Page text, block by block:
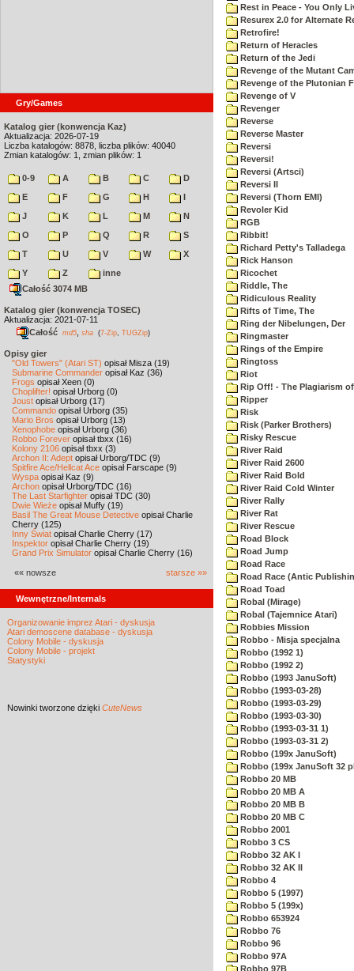
Gry/Games
Katalog gier (konwencja Kaz)
Aktualizacja: 2026-07-19
Liczba katalogów: 8878, liczba plików: 40040
Zmian katalogów: 1, zmian plików: 1
0-9 A B C
D
E
F G H
I
J
K L M
N
O
P Q R
S
T
U V W
X
Y
Z
inne
Całość 3074 MB
Katalog gier (konwencja TOSEC)
Aktualizacja: 2021-07-11
Całość md5 sha (7-Zip TUGZip)
Opisy gier
"Old Towers" (Atari ST) opisał Misza (19)
Submarine Commander opisał Kaz (36)
Frogs opisał Xeen (0)
Choplifter! opisał Urborg (0)
Joust opisał Urborg (17)
Commando opisał Urborg (35)
Mario Bros opisał Urborg (13)
Xenophobe opisał Urborg (36)
Robbo Forever opisał tbxx (16)
Kolony 2106 opisał tbxx (3)
Archon II: Adept opisał Urborg/TDC (9)
Spitfire Ace/Hellcat Ace opisał Farscape (9)
Wyspa opisał Kaz (9)
Archon opisał Urborg/TDC (16)
The Last Starfighter opisał TDC (30)
Dwie Wieże opisał Muffy (19)
Basil The Great Mouse Detective opisał Charlie
Cherry (125)
Inny Świat opisał Charlie Cherry (17)
Inspektor opisał Charlie Cherry (19)
Grand Prix Simulator opisał Charlie Cherry (16)
«« nowsze starsze »»
Wewnętrzne/Internals
Organizowanie imprez Atari - dyskusja
Atari demoscene database - dyskusja
Colony Mobile - dyskusja
Colony Mobile - projekt
Statystyki
Nowinki tworzone dzięki CuteNews
Rest in Peace - You Only
Resurex 2.0 for Alternate
Retrofire!
Return of Heracles
Return of the Jedi
Revenge of the Mutant
Revenge of the Plutonian
Revenge of V
Revenger
Reverse
Reverse Master
Reversi
Reversi!
Reversi (Artsci)
Reversi II
Reversi (Thorn EMI)
Revoler Kid
RGB
Ribbit!
Richard Petty's Talladega
Rick Hanson
Ricochet
Riddle, The
Ridiculous Reality
Rifts of Time, The
Ring der Nibelungen, Der
Ringmaster
Rings of the Empire
Ringtoss
Riot
Rip Off! - The Plagiarism of
Ripper
Risk
Risk (Parker Brothers)
Risky Rescue
River Raid
River Raid 2600
River Raid Bold
River Raid Cold Winter
River Rally
River Rat
River Rescue
Road Block
Road Jump
Road Race
Road Race (Antic
Road Toad
Robal (Mirage)
Robal (Tajemnice Atari)
Robbies Mission
Robbo - Misja specjalna
Robbo (1992 1)
Robbo (1992 2)
Robbo (1993 JanuSoft)
Robbo (1993-03-28)
Robbo (1993-03-29)
Robbo (1993-03-30)
Robbo (1993-03-31 1)
Robbo (1993-03-31 2)
Robbo (199x JanuSoft)
Robbo (199x JanuSoft 32
Robbo 20 MB
Robbo 20 MB A
Robbo 20 MB B
Robbo 20 MB C
Robbo 2001
Robbo 3 CS
Robbo 32 AK I
Robbo 32 AK II
Robbo 4
Robbo 5 (1997)
Robbo 5 (199x)
Robbo 653924
Robbo 76
Robbo 96
Robbo 97A
Robbo 97B